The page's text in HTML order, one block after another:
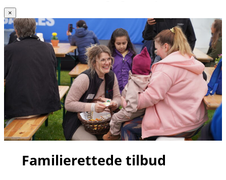
×
Familierettede tilbud